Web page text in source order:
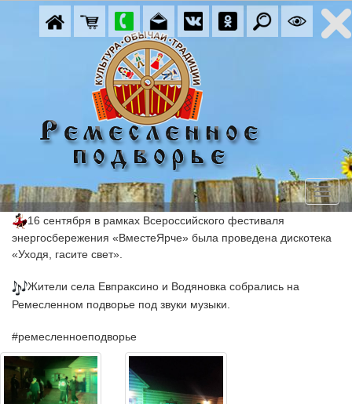
16 сентября в рамках Всероссийского фестиваля
энергосбережения «ВместеЯрче» была проведена дискотека
«Уходя, гасите свет».
Жители села Евпраксино и Водяновка собрались на
Ремесленном подворье под звуки музыки.
#ремесленноеподворье